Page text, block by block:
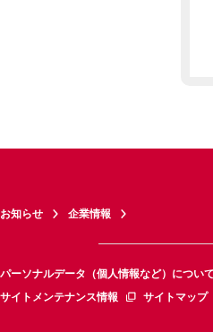
お知らせ 企業情報
パーソナルデータ（個人情報など）について
サイトメンテナンス情報
サイトマップ